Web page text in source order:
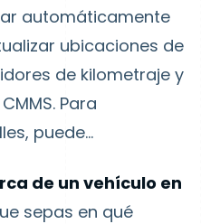
automáticamente
ubicaciones de
de kilometraje y
Para
puede...
de un vehículo en
sepas en qué